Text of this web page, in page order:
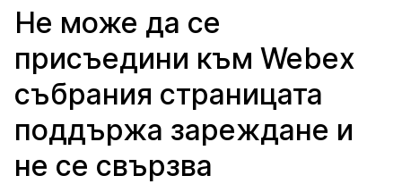
Не може да се
присъедини към Webex
събрания страницата
поддържа зареждане и
не се свързва